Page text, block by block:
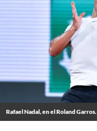
Rafael Nadal, en el Roland Garros.